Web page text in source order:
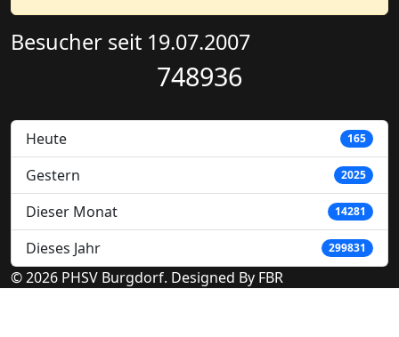
Besucher seit 19.07.2007
748936
Heute 165
Gestern 2025
Dieser Monat 14281
Dieses Jahr 299831
© 2026 PHSV Burgdorf. Designed By FBR